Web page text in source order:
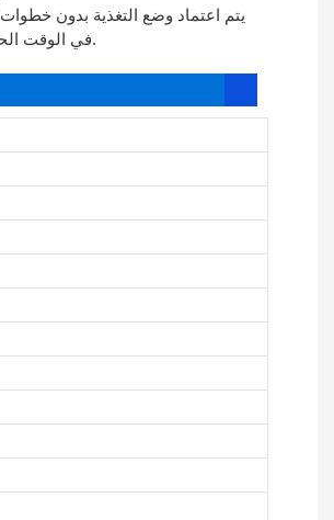
يتم اعتماد وضع التغذية بدون
في الوقت الحقيقي لضمان دقة الوزن.